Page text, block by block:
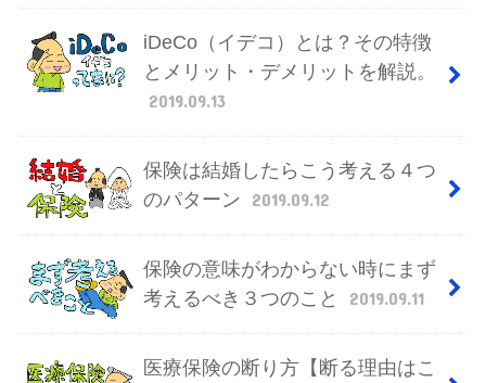
iDeCo（イデコ）とは？その特徴
とメリット・デメリットを解説。
2019.09.13
保険は結婚したらこう考える４つ
のパターン
2019.09.12
保険の意味がわからない時にまず
考えるべき３つのこと
2019.09.11
医療保険の断り方【断る理由はこ